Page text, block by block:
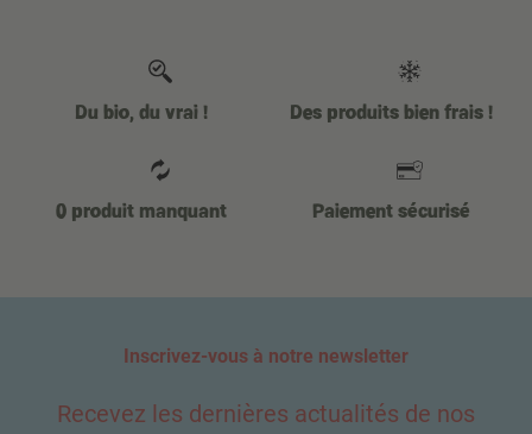
Du bio, du vrai ! Des produits bien frais !
0 produit manquant Paiement sécurisé
Inscrivez-vous à notre newsletter
Recevez les dernières actualités de nos